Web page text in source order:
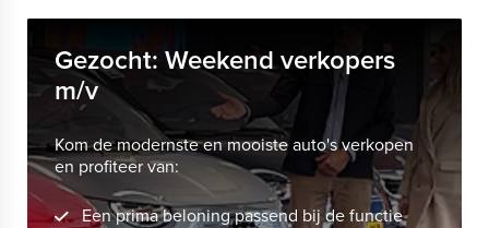
Gezocht: Weekend verkopers
m/v
Kom de modernste en mooiste auto's verkopen
en profiteer van:
Een prima beloning passend bij de functie